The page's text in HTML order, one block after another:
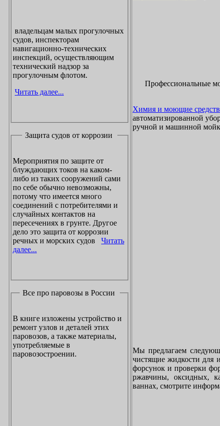
владельцам малых прогулочных
судов, инспекторам
навигационно-технических
инспекций, осуществляющим
технический надзор за
прогулочным флотом.
Читать далее...
Защита судов от коррозии
Мероприятия по защите от
блуждающих токов на каком-
либо из таких сооружений сами
по себе обычно невозможны,
потому что имеется много
соединений с потребителями и
случайных контактов на
пересечениях в грунте. Другое
дело это защита от коррозии
речных и морских судов Читать
далее...
Все про паровозы в России
В книге изложены устройство и
ремонт узлов и деталей этих
паровозов, а также материалы,
употребляемые в
паровозостроении.
Профессиональные
Химия и моющие
автоматизированной
ручной и машинной
Мы предлагаем
чистящие жидкости для
форсунок и проверки
ржавчины, оксидных,
ваннах, смотрите